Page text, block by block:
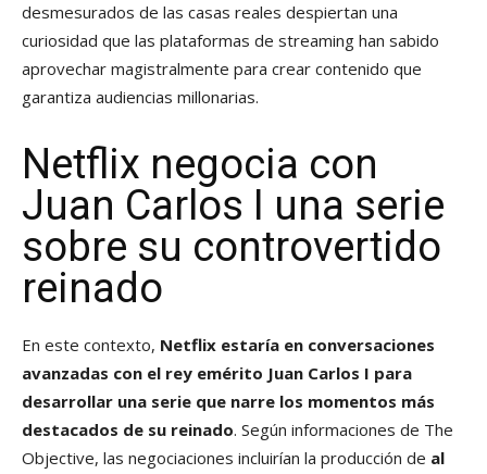
desmesurados de las casas reales despiertan una
curiosidad que las plataformas de streaming han sabido
aprovechar magistralmente para crear contenido que
garantiza audiencias millonarias.
Netflix negocia con
Juan Carlos I una serie
sobre su controvertido
reinado
En este contexto, Netflix estaría en conversaciones
avanzadas con el rey emérito Juan Carlos I para
desarrollar una serie que narre los momentos más
destacados de su reinado. Según informaciones de The
Objective, las negociaciones incluirían la producción de al